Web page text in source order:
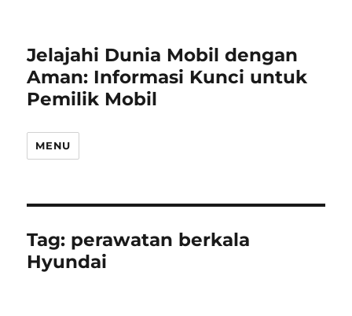
Jelajahi Dunia Mobil dengan
Aman: Informasi Kunci untuk
Pemilik Mobil
MENU
Tag: perawatan berkala
Hyundai